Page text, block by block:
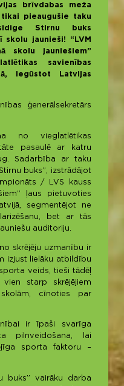
brīvdabas meža
pieaugušie taku
Stirnu buks
jaunieši! “LVM
skolu jauniešiem”
savienības
iegūstot Latvijas
ģenerālsekretārs
no vieglatlētikas
pasaulē ar katru
Sadarbība ar taku
buks”, izstrādājot
/ LVS kauss
ļaus pietuvoties
segmentējot ne
bet ar tās
auditoriju.
skrējēju uzmanību ir
izjust lielāku atbildību
veids, tieši tādēļ
vien starp skrējējiem
cīnoties par
ir īpaši svarīga
pilnveidošana, lai
sporta faktoru –
buks” vairāku darba